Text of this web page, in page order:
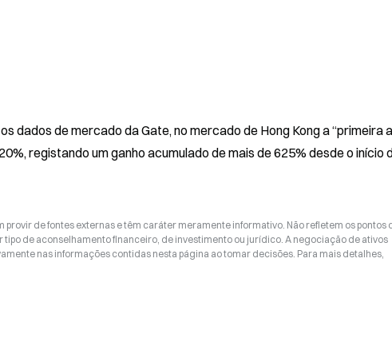
dados de mercado da Gate, no mercado de Hong Kong a “primeira
registando um ganho acumulado de mais de 625% desde o início
de fontes externas e têm caráter meramente informativo. Não refletem os pontos
de aconselhamento financeiro, de investimento ou jurídico. A negociação de ativos
nas informações contidas nesta página ao tomar decisões. Para mais detalhes,